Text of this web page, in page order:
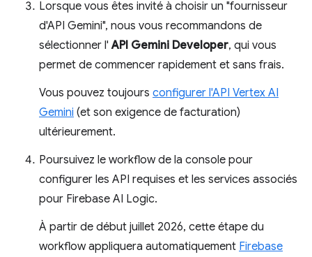
Lorsque vous êtes invité à choisir un "fournisseur
d'API Gemini", nous vous recommandons de
sélectionner l'API Gemini Developer, qui vous
permet de commencer rapidement et sans frais.
Vous pouvez toujours configurer l'API Vertex AI
Gemini (et son exigence de facturation)
ultérieurement.
Poursuivez le workflow de la console pour
configurer les API requises et les services associés
pour Firebase AI Logic.
À partir de début juillet 2026, cette étape du
workflow appliquera automatiquement Firebase